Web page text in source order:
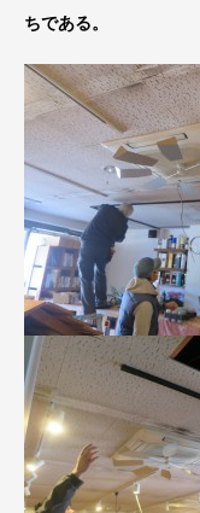
ちである。